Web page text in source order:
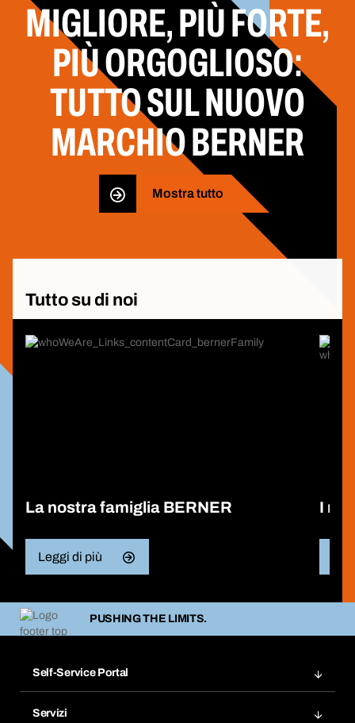
MIGLIORE, PIÙ FORTE,
PIÙ ORGOGLIOSO:
TUTTO SUL NUOVO
MARCHIO BERNER
Mostra tutto
Tutto su di noi
La nostra famiglia BERNER
Leggi di più
I
PUSHING THE LIMITS.
Self-Service Portal
Servizi